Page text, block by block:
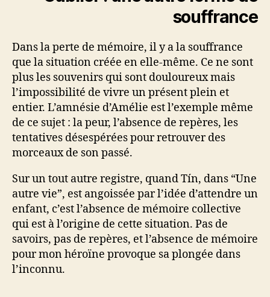
souffrance
Dans la perte de mémoire, il y a la souffrance
que la situation créée en elle-même. Ce ne sont
plus les souvenirs qui sont douloureux mais
l’impossibilité de vivre un présent plein et
entier. L’amnésie d’Amélie est l’exemple même
de ce sujet : la peur, l’absence de repères, les
tentatives désespérées pour retrouver des
morceaux de son passé.
Sur un tout autre registre, quand Tín, dans “Une
autre vie”, est angoissée par l’idée d’attendre un
enfant, c’est l’absence de mémoire collective
qui est à l’origine de cette situation. Pas de
savoirs, pas de repères, et l’absence de mémoire
pour mon héroïne provoque sa plongée dans
l’inconnu.